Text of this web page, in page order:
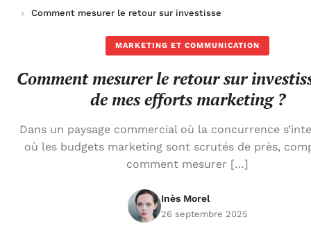
Comment mesurer le retour sur investissement de mes
MARKETING ET COMMUNICATION
Comment mesurer le retour sur
de mes efforts marketing ?
Dans un paysage commercial où la concurrence
où les budgets marketing sont scrutés de près,
comment mesurer […]
Inès Morel
26 septembre 2025